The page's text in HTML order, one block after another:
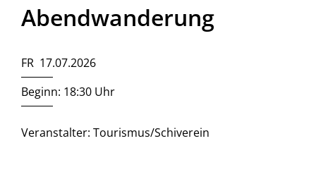
Abendwanderung
FR 17.07.2026
Beginn: 18:30 Uhr
Veranstalter: Tourismus/Schiverein